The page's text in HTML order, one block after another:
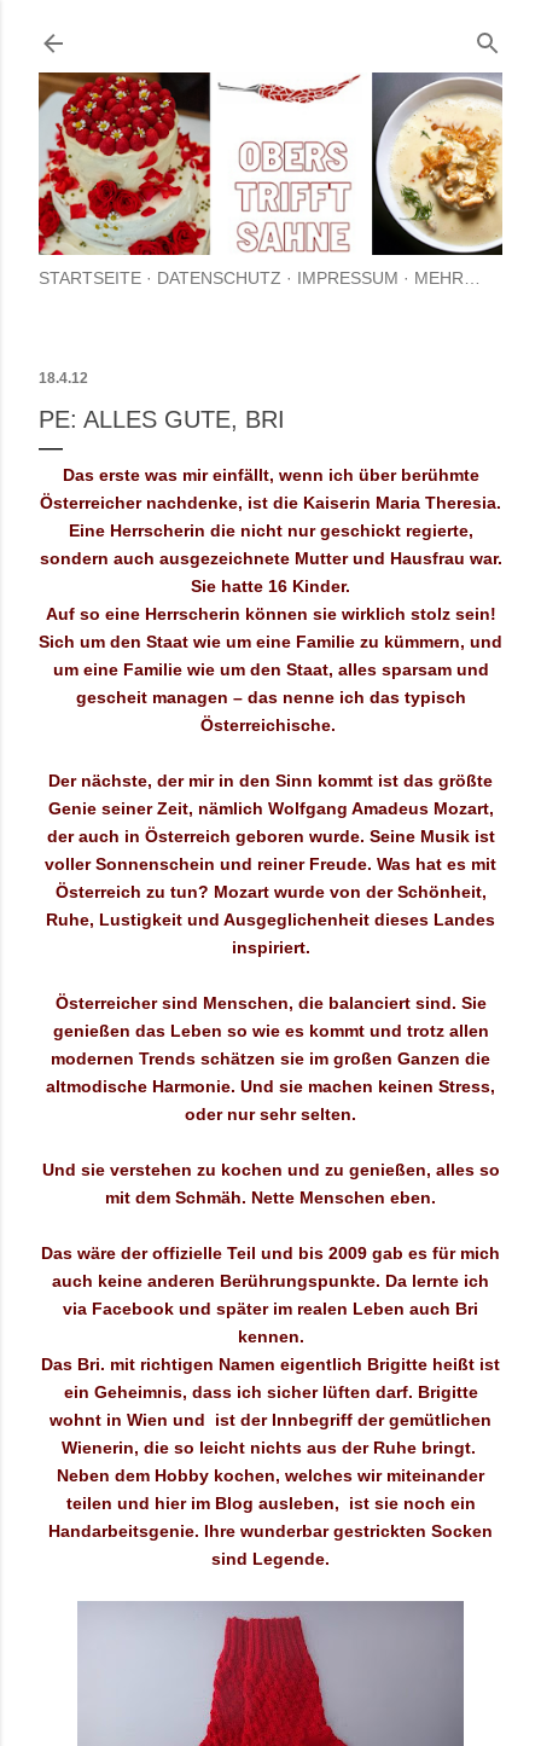
STARTSEITE DATENSCHUTZ IMPRESSUM MEHR…
18.4.12
PE: ALLES GUTE, BRI
Das erste was mir einfällt, wenn ich über berühmte
Österreicher nachdenke, ist die Kaiserin Maria Theresia.
Eine Herrscherin die nicht nur geschickt regierte,
sondern auch ausgezeichnete Mutter und Hausfrau war.
Sie hatte 16 Kinder.
Auf so eine Herrscherin können sie wirklich stolz sein!
Sich um den Staat wie um eine Familie zu kümmern, und
um eine Familie wie um den Staat, alles sparsam und
gescheit managen – das nenne ich das typisch
Österreichische.
Der nächste, der mir in den Sinn kommt ist das größte
Genie seiner Zeit, nämlich Wolfgang Amadeus Mozart,
der auch in Österreich geboren wurde. Seine Musik ist
voller Sonnenschein und reiner Freude. Was hat es mit
Österreich zu tun? Mozart wurde von der Schönheit,
Ruhe, Lustigkeit und Ausgeglichenheit dieses Landes
inspiriert.
Österreicher sind Menschen, die balanciert sind. Sie
genießen das Leben so wie es kommt und trotz allen
modernen Trends schätzen sie im großen Ganzen die
altmodische Harmonie. Und sie machen keinen Stress,
oder nur sehr selten.
Und sie verstehen zu kochen und zu genießen, alles so
mit dem Schmäh. Nette Menschen eben.
Das wäre der offizielle Teil und bis 2009 gab es für mich
auch keine anderen Berührungspunkte. Da lernte ich
via Facebook und später im realen Leben auch Bri
kennen.
Das Bri. mit richtigen Namen eigentlich Brigitte heißt ist
ein Geheimnis, dass ich sicher lüften darf. Brigitte
wohnt in Wien und ist der Innbegriff der gemütlichen
Wienerin, die so leicht nichts aus der Ruhe bringt.
Neben dem Hobby kochen, welches wir miteinander
teilen und hier im Blog ausleben, ist sie noch ein
Handarbeitsgenie. Ihre wunderbar gestrickten Socken
sind Legende.